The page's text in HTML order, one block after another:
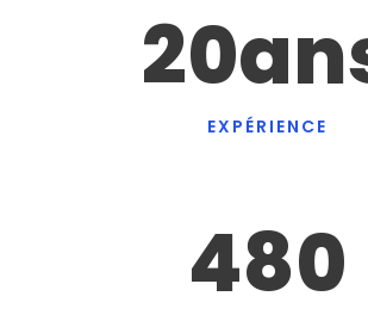
20
EXPÉRIENCE
480